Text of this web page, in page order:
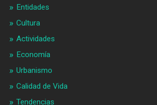
Entidades
Cultura
Actividades
Economía
Urbanismo
Calidad de Vida
Tendencias